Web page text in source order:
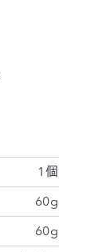
1個
60g
60g